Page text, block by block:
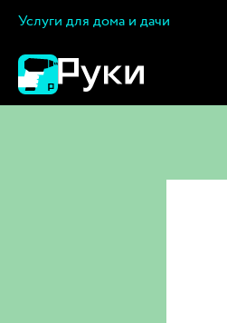
Услуги для дома и дачи